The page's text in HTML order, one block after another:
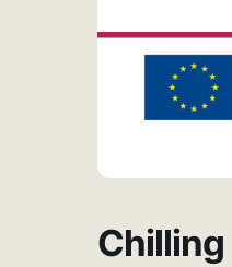
Chilling